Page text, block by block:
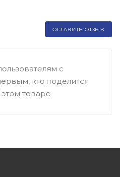
ОСТАВИТЬ ОТЗЫВ
с
кто поделится
товаре